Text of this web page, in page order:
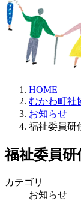
HOME
むかわ町社
お知らせ
福祉委員研
福祉委員
カテゴリ
お知らせ